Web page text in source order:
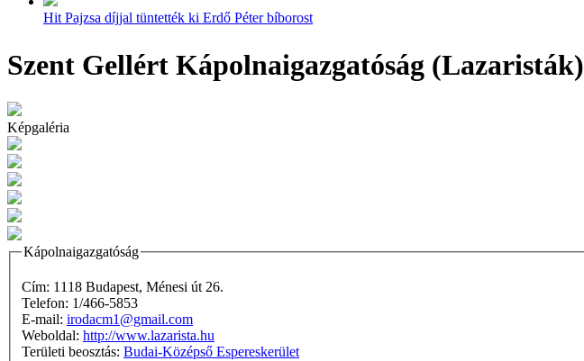
Hit Pajzsa díjjal tüntették ki Erdő Péter bíborost
Szent Gellért Kápolnaigazgatóság (Lazaristák)
Képgaléria
Kápolnaigazgatóság
Cím: 1118 Budapest, Ménesi út 26.
Telefon: 1/466-5853
E-mail: irodacm1@gmail.com
Weboldal: http://www.lazarista.hu
Területi beosztás: Budai-Középső Espereskerület